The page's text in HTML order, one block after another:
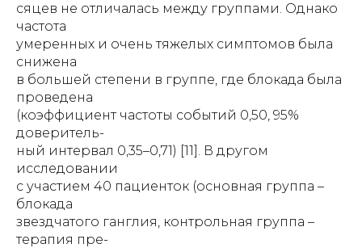
сяцев не отличалась между группами. Однако
частота
умеренных и очень тяжелых симптомов была
снижена
в большей степени в группе, где блокада была
проведена
(коэффициент частоты событий 0,50, 95%
доверитель-
ный интервал 0,35–0,71) [11]. В другом
исследовании
с участием 40 пациенток (основная группа –
блокада
звездчатого ганглия, контрольная группа –
терапия пре-